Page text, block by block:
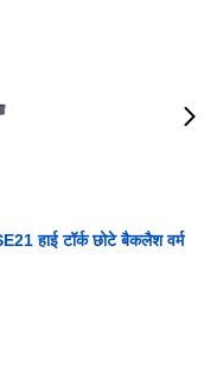
हाई टॉर्क छोटे बैकलैश वर्म